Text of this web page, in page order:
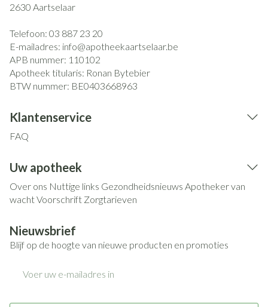
2630 Aartselaar
Telefoon: 03 887 23 20
E-mailadres: info@apotheekaartselaar.be
APB nummer: 110102
Apotheek titularis: Ronan Bytebier
BTW nummer: BE0403668963
Klantenservice
FAQ
Uw apotheek
Over ons Nuttige links Gezondheidsnieuws Apotheker van
wachtVoorschrift Zorgtarieven
Nieuwsbrief
Blijf op de hoogte van nieuwe producten en promoties